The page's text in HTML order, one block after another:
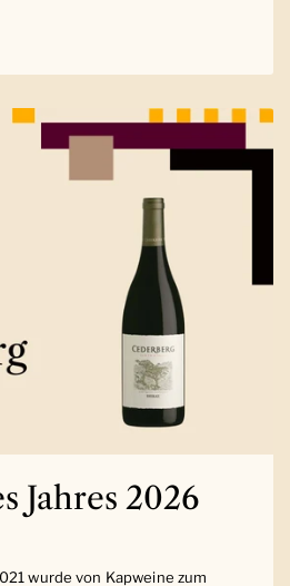
Jahres 2026
wurde von Kapweine zum